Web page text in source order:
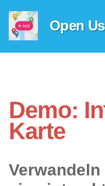
Open
Demo:
Karte